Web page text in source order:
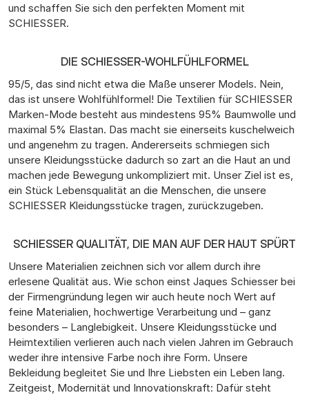
und schaffen Sie sich den perfekten Moment mit
SCHIESSER.
DIE SCHIESSER-WOHLFÜHLFORMEL
95/5, das sind nicht etwa die Maße unserer Models. Nein,
das ist unsere Wohlfühlformel! Die Textilien für SCHIESSER
Marken-Mode besteht aus mindestens 95% Baumwolle und
maximal 5% Elastan. Das macht sie einerseits kuschelweich
und angenehm zu tragen. Andererseits schmiegen sich
unsere Kleidungsstücke dadurch so zart an die Haut an und
machen jede Bewegung unkompliziert mit. Unser Ziel ist es,
ein Stück Lebensqualität an die Menschen, die unsere
SCHIESSER Kleidungsstücke tragen, zurückzugeben.
SCHIESSER QUALITÄT, DIE MAN AUF DER HAUT SPÜRT
Unsere Materialien zeichnen sich vor allem durch ihre
erlesene Qualität aus. Wie schon einst Jaques Schiesser bei
der Firmengründung legen wir auch heute noch Wert auf
feine Materialien, hochwertige Verarbeitung und – ganz
besonders – Langlebigkeit. Unsere Kleidungsstücke und
Heimtextilien verlieren auch nach vielen Jahren im Gebrauch
weder ihre intensive Farbe noch ihre Form. Unsere
Bekleidung begleitet Sie und Ihre Liebsten ein Leben lang.
Zeitgeist, Modernität und Innovationskraft: Dafür steht